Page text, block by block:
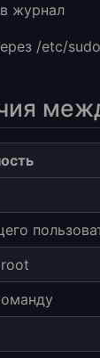
журнал
/etc/